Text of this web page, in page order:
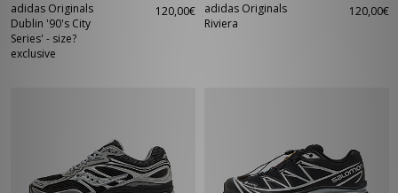
adidas Originals
Dublin '90's City
Series' - size?
exclusive
120,00€
adidas Originals
Riviera
120,00€